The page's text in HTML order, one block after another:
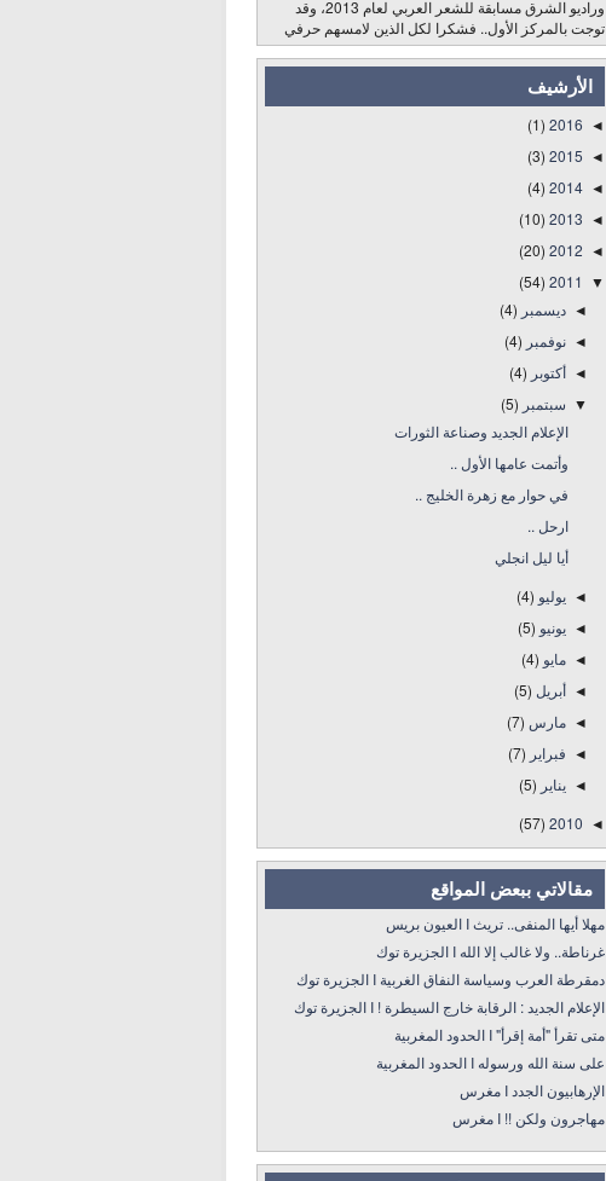
وراديو الشرق مسابقة للشعر العربي لعام 2013، وقد
توجت بالمركز الأول.. فشكرا لكل الذين لامسهم حرفي
الأرشيف
◄
2016
(1)
◄
2015
(3)
◄
2014
(4)
◄
2013
(10)
◄
2012
(20)
▼
2011
(54)
◄ديسمبر (4)
◄نوفمبر (4)
◄ أكتوبر (4)
▼ سبتمبر (5)
الإعلام الجديد وصناعة الثورات
وأتمت عامها الأول ..
في حوار مع زهرة الخليج ..
ارحل ..
أيا ليل انجلي
◄يوليو (4)
◄يونيو (5)
◄مايو (4)
◄ أبريل (5)
◄مارس (7)
◄ فبراير (7)
◄يناير (5)
◄
2010
(57)
مقالاتي ببعض المواقع
مهلا أيها المنفى.. تريث I العيون بريس
غرناطة.. ولا غالب إلا الله I الجزيرة توك
دمقرطة العرب وسياسة النفاق الغربية I الجزيرة توك
الإعلام الجديد : الرقابة خارج السيطرة ! I الجزيرة توك
متى تقرأ "أمة إقرأ" I الحدود المغربية
على سنة الله ورسوله I الحدود المغربية
الإرهابيون الجدد I مغرس
مهاجرون ولكن !! I مغرس